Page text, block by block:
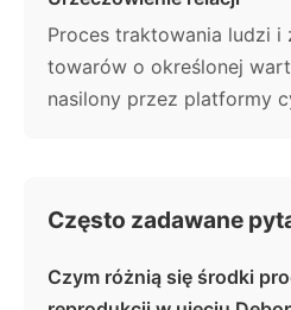
Proces traktowania ludzi i
towarów o określonej
nasilony przez platformy
Często zadawane
Czym różnią się środki